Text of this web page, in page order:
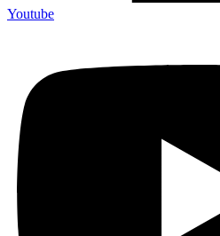
Youtube